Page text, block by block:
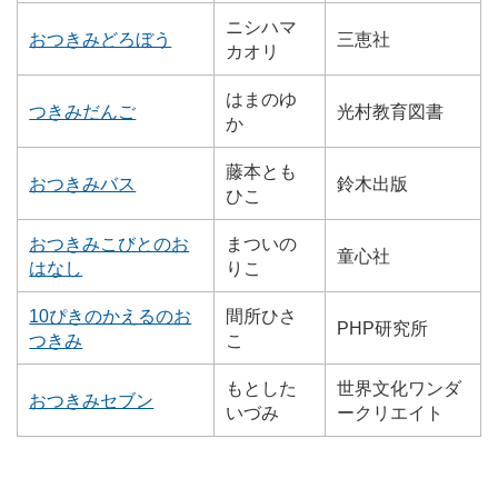
おつきみどろぼう
ニシハマ
カオリ
三恵社
つきみだんご
はまのゆ
か
光村教育図書
おつきみバス
藤本とも
ひこ
鈴木出版
おつきみこびとのお
はなし
まついの
りこ
童心社
10ぴきのかえるのお
つきみ
間所ひさ
こ
PHP研究所
おつきみセブン
もとした
いづみ
世界文化ワンダ
ークリエイト